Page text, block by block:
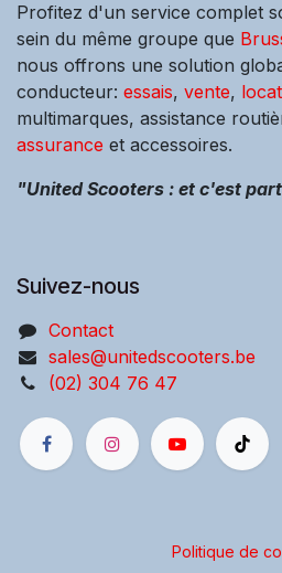
Profitez d'un service complet
sein du même groupe que
nous offrons une solution
conducteur: essais, vente,
multimarques, assistance
assurance et accessoires.
"United Scooters : et c'est
Suivez-nous
Contact
sales@unitedscooters.be
(02) 304 76 47
Politique de